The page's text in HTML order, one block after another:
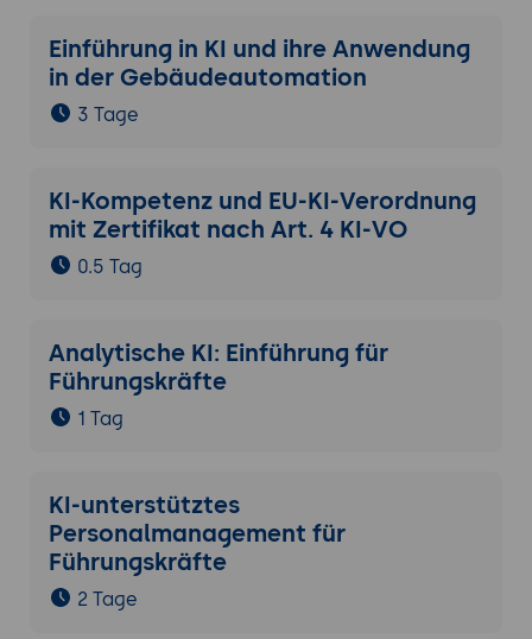
Einführung in KI und ihre Anwendung
in der Gebäudeautomation
3 Tage
KI-Kompetenz und EU-KI-Verordnung
mit Zertifikat nach Art. 4 KI-VO
0.5 Tag
Analytische KI: Einführung für
Führungskräfte
1 Tag
KI-unterstütztes
Personalmanagement für
Führungskräfte
2 Tage